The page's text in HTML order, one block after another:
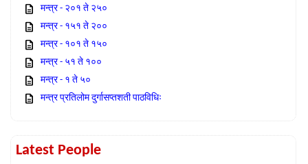
मन्त्र - २०१ ते २५०
मन्त्र - १५१ ते २००
मन्त्र - १०१ ते १५०
मन्त्र - ५१ ते १००
मन्त्र - १ ते ५०
मन्त्र प्रतिलोम दुर्गासप्तशती पाठविधिः
Latest People